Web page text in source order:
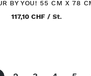
BY YOU! 55 CM X 78
117,10 CHF / St.